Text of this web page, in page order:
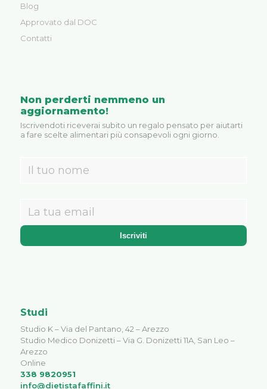
Blog
Approvato dal DOC
Contatti
Non perderti nemmeno un
aggiornamento!
Iscrivendoti riceverai subito un regalo pensato per aiutarti
a fare scelte alimentari più consapevoli ogni giorno.
Studi
Studio K – Via del Pantano, 42 – Arezzo
Studio Medico Donizetti – Via G. Donizetti 11A, San Leo –
Arezzo
Online
338 9820951
info@dietistafaffini.it